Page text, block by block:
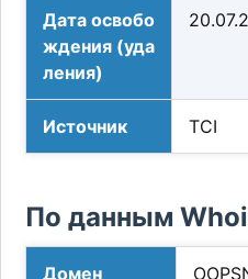
Дата освобо
ждения (уда
ления)
Источник TCI
По данным
Домен